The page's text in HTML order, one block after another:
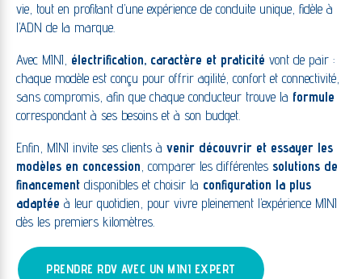
vie, tout en profitant d’une expérience de conduite unique, fidèle à
l’ADN de la marque.
Avec MINI, électrification, caractère et praticité vont de pair :
chaque modèle est conçu pour offrir agilité, confort et connectivité,
sans compromis, afin que chaque conducteur trouve la formule
correspondant à ses besoins et à son budget.
Enfin, MINI invite ses clients à venir découvrir et essayer les
modèles en concession , comparer les différentes solutions de
financement disponibles et choisir la configuration la plus
adaptée à leur quotidien, pour vivre pleinement l’expérience MINI
dès les premiers kilomètres.
PRENDRE RDV AVEC UN MINI EXPERT